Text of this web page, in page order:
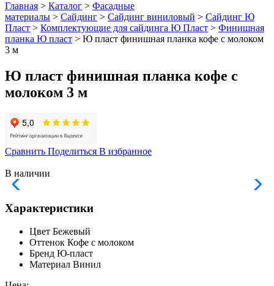
Главная > Каталог > Фасадные
материалы > Сайдинг > Сайдинг виниловый > Сайдинг Ю
Пласт > Комплектующие для сайдинга Ю Пласт > Финишная
планка Ю пласт > Ю пласт финишная планка кофе с молоком
3 м
Ю пласт финишная планка кофе с
молоком 3 м
Сравнить Поделиться В избранное
В наличии
Характеристики
Цвет Бежевый
Оттенок Кофе с молоком
Бренд Ю-пласт
Материал Винил